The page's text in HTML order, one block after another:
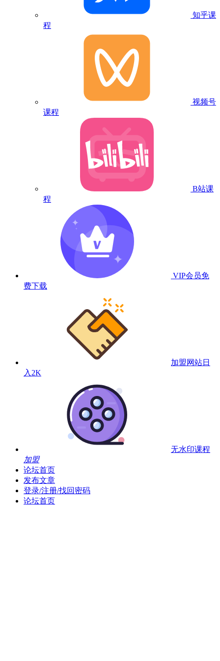
知乎课
程
视频号
课程
B站课
程
VIP会员免
费下载
加盟网站日
入2K
无水印课程
加盟
论坛首页
发布文章
登录/注册/找回密码
论坛首页